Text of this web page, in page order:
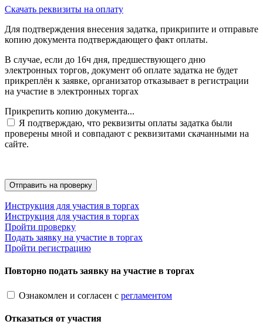
Скачать реквизиты на оплату
Для подтверждения внесения задатка, прикрипите и отправьте
копию документа подтверждающего факт оплаты.
В случае, если до 16ч дня, предшествующего дню
электронных торгов, документ об оплате задатка не будет
прикреплён к заявке, организатор отказывает в регистрации
на участие в электронных торгах
Прикрепить копию документа...
Я подтверждаю, что реквизиты оплаты задатка были
проверены мной и совпадают с реквизитами скачанными на
сайте.
Инструкция для участия в торгах
Инструкция для участия в торгах
Пройти проверку
Подать заявку на участие в торгах
Пройти регистрацию
Повторно подать заявку на участие в торгах
Ознакомлен и согласен с регламентом
Отказаться от участия